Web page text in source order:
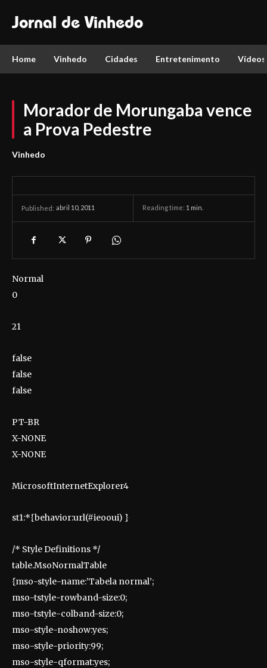
Jornal de Vinhedo
Home Vinhedo Cidades Entretenimento Vídeos
Morador de Morungaba vence
a Prova Pedestre
Vinhedo
Published: abril 10, 2011 Reading time: 1 min.
Normal
0
21
false
false
false
PT-BR
X-NONE
X-NONE
MicrosoftInternetExplorer4
st1:*{behavior:url(#ieooui) }
/* Style Definitions */
table.MsoNormalTable
{mso-style-name:’Tabela normal’;
mso-tstyle-rowband-size:0;
mso-tstyle-colband-size:0;
mso-style-noshow:yes;
mso-style-priority:99;
mso-style-qformat:yes;